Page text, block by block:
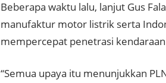
Beberapa waktu lalu, lanjut Gus
manufaktur motor listrik serta
mempercepat penetrasi
“Semua upaya itu menunjukkan